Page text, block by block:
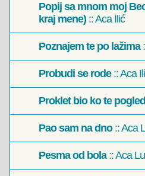
Popij sa mnom moj
kraj mene) :: Aca Ilić
Poznajem te po lažima
Probudi se rode:: Aca
Proklet bio ko te
Pao sam na dno:: Aca
Pesma od bola:: Aca